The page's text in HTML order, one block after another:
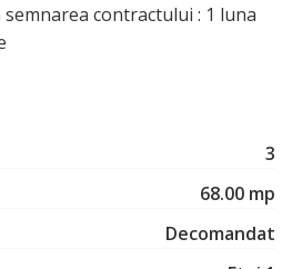
contractului : 1 luna
3
68.00 mp
Decomandat